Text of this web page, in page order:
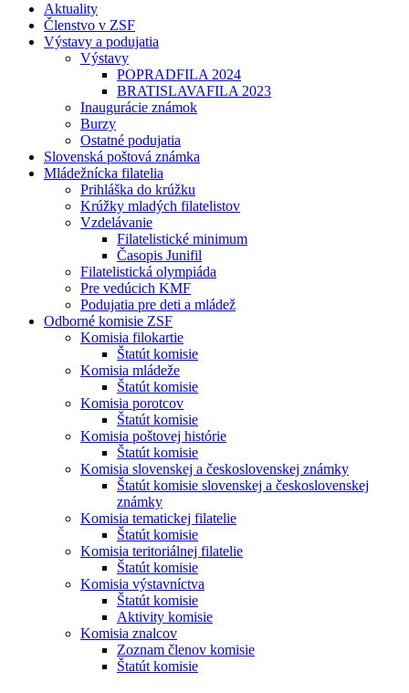
Aktuality
Členstvo v ZSF
Výstavy a podujatia
Výstavy
POPRADFILA 2024
BRATISLAVAFILA 2023
Inaugurácie známok
Burzy
Ostatné podujatia
Slovenská poštová známka
Mládežnícka filatelia
Prihláška do krúžku
Krúžky mladých filatelistov
Vzdelávanie
Filatelistické minimum
Časopis Junifil
Filatelistická olympiáda
Pre vedúcich KMF
Podujatia pre deti a mládež
Odborné komisie ZSF
Komisia filokartie
Štatút komisie
Komisia mládeže
Štatút komisie
Komisia porotcov
Štatút komisie
Komisia poštovej histórie
Štatút komisie
Komisia slovenskej a československej známky
Štatút komisie slovenskej a československej
známky
Komisia tematickej filatelie
Štatút komisie
Komisia teritoriálnej filatelie
Štatút komisie
Komisia výstavníctva
Štatút komisie
Aktivity komisie
Komisia znalcov
Zoznam členov komisie
Štatút komisie